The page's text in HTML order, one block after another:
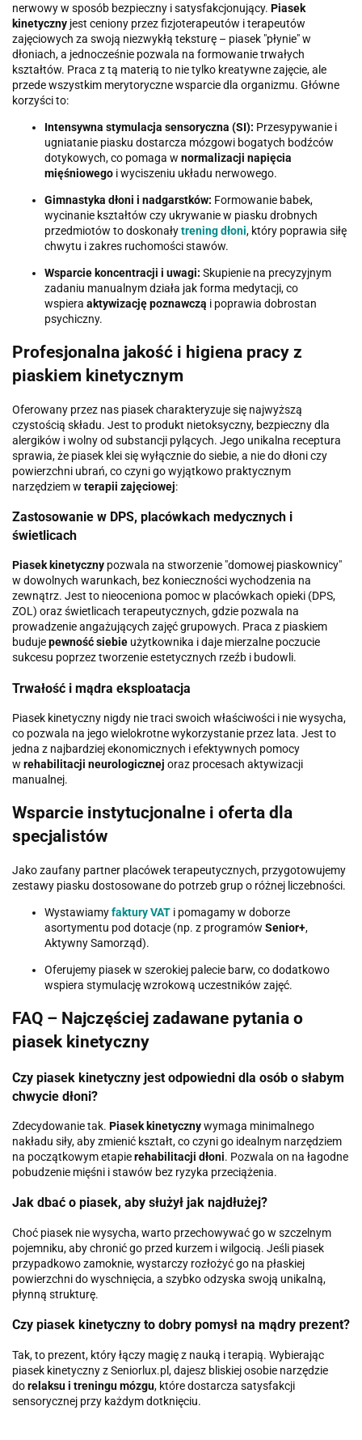
nerwowy w sposób bezpieczny i satysfakcjonujący. Piasek
kinetyczny jest ceniony przez fizjoterapeutów i terapeutów
zajęciowych za swoją niezwykłą teksturę – piasek "płynie" w
dłoniach, a jednocześnie pozwala na formowanie trwałych
kształtów. Praca z tą materią to nie tylko kreatywne zajęcie, ale
przede wszystkim merytoryczne wsparcie dla organizmu. Główne
korzyści to:
Intensywna stymulacja sensoryczna (SI): Przesypywanie i
ugniatanie piasku dostarcza mózgowi bogatych bodźców
dotykowych, co pomaga w normalizacji napięcia
mięśniowego i wyciszeniu układu nerwowego.
Gimnastyka dłoni i nadgarstków: Formowanie babek,
wycinanie kształtów czy ukrywanie w piasku drobnych
przedmiotów to doskonałytrening dłoni, który poprawia siłę
chwytu i zakres ruchomości stawów.
Wsparcie koncentracji i uwagi: Skupienie na precyzyjnym
zadaniu manualnym działa jak forma medytacji, co
wspiera aktywizację poznawczą i poprawia dobrostan
psychiczny.
Profesjonalna jakość i higiena pracy z
piaskiem kinetycznym
Oferowany przez nas piasek charakteryzuje się najwyższą
czystością składu. Jest to produkt nietoksyczny, bezpieczny dla
alergików i wolny od substancji pylących. Jego unikalna receptura
sprawia, że piasek klei się wyłącznie do siebie, a nie do dłoni czy
powierzchni ubrań, co czyni go wyjątkowo praktycznym
narzędziem w terapii zajęciowej:
Zastosowanie w DPS, placówkach medycznych i
świetlicach
Piasek kinetyczny pozwala na stworzenie "domowej piaskownicy"
w dowolnych warunkach, bez konieczności wychodzenia na
zewnątrz. Jest to nieoceniona pomoc w placówkach opieki (DPS,
ZOL) oraz świetlicach terapeutycznych, gdzie pozwala na
prowadzenie angażujących zajęć grupowych. Praca z piaskiem
budujepewność siebie użytkownika i daje mierzalne poczucie
sukcesu poprzez tworzenie estetycznych rzeźb i budowli.
Trwałość i mądra eksploatacja
Piasek kinetyczny nigdy nie traci swoich właściwości i nie wysycha,
co pozwala na jego wielokrotne wykorzystanie przez lata. Jest to
jedna z najbardziej ekonomicznych i efektywnych pomocy
w rehabilitacji neurologicznej oraz procesach aktywizacji
manualnej.
Wsparcie instytucjonalne i oferta dla
specjalistów
Jako zaufany partner placówek terapeutycznych, przygotowujemy
zestawy piasku dostosowane do potrzeb grup o różnej liczebności.
Wystawiamyfaktury VAT i pomagamy w doborze
asortymentu pod dotacje (np. z programów Senior+,
Aktywny Samorząd).
Oferujemy piasek w szerokiej palecie barw, co dodatkowo
wspiera stymulację wzrokową uczestników zajęć.
FAQ – Najczęściej zadawane pytania o
piasek kinetyczny
Czy piasek kinetyczny jest odpowiedni dla osób o słabym
chwycie dłoni?
Zdecydowanie tak. Piasek kinetycznywymaga minimalnego
nakładu siły, aby zmienić kształt, co czyni go idealnym narzędziem
na początkowym etapierehabilitacji dłoni. Pozwala on na łagodne
pobudzenie mięśni i stawów bez ryzyka przeciążenia.
Jak dbać o piasek, aby służył jak najdłużej?
Choć piasek nie wysycha, warto przechowywać go w szczelnym
pojemniku, aby chronić go przed kurzem i wilgocią. Jeśli piasek
przypadkowo zamoknie, wystarczy rozłożyć go na płaskiej
powierzchni do wyschnięcia, a szybko odzyska swoją unikalną,
płynną strukturę.
Czy piasek kinetyczny to dobry pomysł na mądry prezent?
Tak, to prezent, który łączy magię z nauką i terapią. Wybierając
piasek kinetyczny z Seniorlux.pl, dajesz bliskiej osobie narzędzie
dorelaksu i treningu mózgu, które dostarcza satysfakcji
sensorycznej przy każdym dotknięciu.